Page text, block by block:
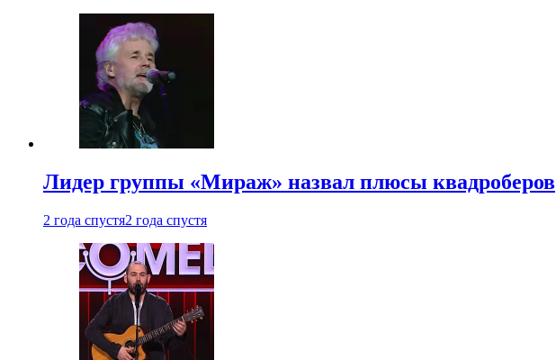
Лидер группы «Мираж» назвал плюсы квадроберов
2 года спустя2 года спустя